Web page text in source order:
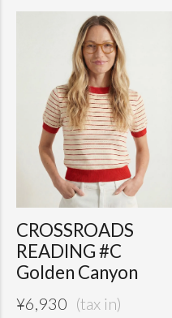
CROSSROADS
READING #C
Golden Canyon
¥6,930